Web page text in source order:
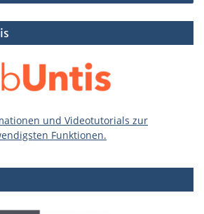
und Videotutorials zur
Funktionen.